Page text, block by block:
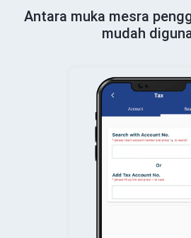
Antara muka mesra
mudah